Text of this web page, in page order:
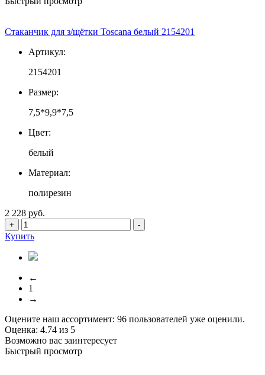
Стаканчик для з/щётки Toscana белый 2154201
Артикул:
2154201
Размер:
7,5*9,9*7,5
Цвет:
белый
Материал:
полирезин
2 228 руб.
+ -
Купить
←
1
→
Оцените наш ассортимент: 96 пользователей уже оценили.
Оценка: 4.74 из 5
Возможно вас заинтересует
Быстрый просмотр